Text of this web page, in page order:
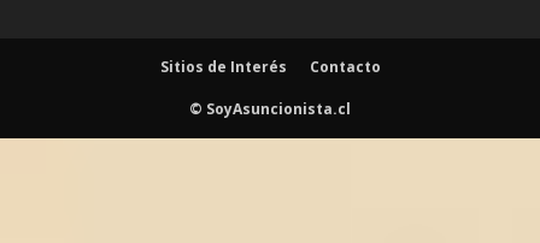
Sitios de Interés Contacto
© SoyAsuncionista.cl